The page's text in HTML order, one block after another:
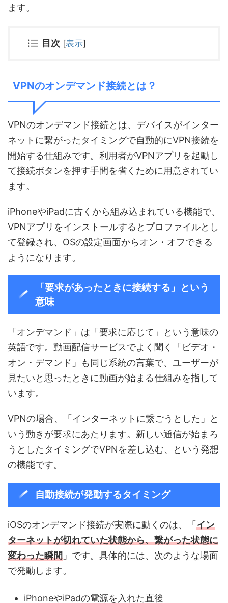
ます。
目次 [表示]
VPNのオンデマンド接続とは？
VPNのオンデマンド接続とは、デバイスがインター
ネットに繋がったタイミングで自動的にVPN接続を
開始する仕組みです。利用者がVPNアプリを起動し
て接続ボタンを押す手間を省くために用意されてい
ます。
iPhoneやiPadに古くから組み込まれている機能で、
VPNアプリをインストールするとプロファイルとし
て登録され、OSの設定画面からオン・オフできる
ようになります。
「要求があったときに接続する」という
意味
「オンデマンド」は「要求に応じて」という意味の
英語です。動画配信サービスでよく聞く「ビデオ・
オン・デマンド」も同じ系統の言葉で、ユーザーが
見たいと思ったときに動画が始まる仕組みを指して
います。
VPNの場合、「インターネットに繋ごうとした」と
いう動きが要求にあたります。新しい通信が始まろ
うとしたタイミングでVPNを差し込む、という発想
の機能です。
自動接続が発動するタイミング
iOSのオンデマンド接続が実際に動くのは、「 イン
ターネットが切れていた状態から、繋がった状態に
変わった瞬間 」です。具体的には、次のような場面
で発動します。
iPhoneやiPadの電源を入れた直後